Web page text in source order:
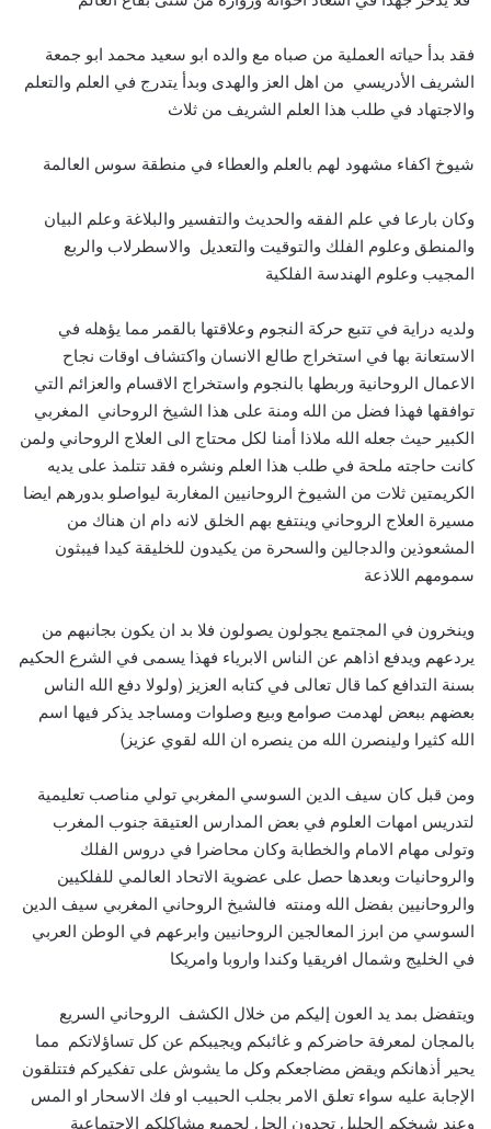
فقد بدأ حياته العملية من صباه مع والده ابو سعيد محمد ابو جمعة
الشريف الأدريسي من اهل العز والهدى وبدأ يتدرج في العلم والتعلم
والاجتهاد في طلب هذا العلم الشريف من ثلاث
شيوخ اكفاء مشهود لهم بالعلم والعطاء في منطقة سوس العالمة
وكان بارعا في علم الفقه والحديث والتفسير والبلاغة وعلم البيان
والمنطق وعلوم الفلك والتوقيت والتعديل والاسطرلاب والربع
المجيب وعلوم الهندسة الفلكية
ولديه دراية في تتبع حركة النجوم وعلاقتها بالقمر مما يؤهله في
الاستعانة بها في استخراج طالع الانسان واكتشاف اوقات نجاح
الاعمال الروحانية وربطها بالنجوم واستخراج الاقسام والعزائم التي
توافقها فهذا فضل من الله ومنة على هذا الشيخ الروحاني المغربي
الكبير حيث جعله الله ملاذا أمنا لكل محتاج الى العلاج الروحاني ولمن
كانت حاجته ملحة في طلب هذا العلم ونشره فقد تتلمذ على يديه
الكريمتين ثلات من الشيوخ الروحانيين المغاربة ليواصلو بدورهم ايضا
مسيرة العلاج الروحاني وينتفع بهم الخلق لانه دام ان هناك من
المشعوذين والدجالين والسحرة من يكيدون للخليقة كيدا فيبثون
سمومهم اللاذعة
وينخرون في المجتمع يجولون يصولون فلا بد ان يكون بجانبهم من
يردعهم ويدفع اذاهم عن الناس الابرياء فهذا يسمى في الشرع الحكيم
بسنة التدافع كما قال تعالى في كتابه العزيز (ولولا دفع الله الناس
بعضهم ببعض لهدمت صوامع وبيع وصلوات ومساجد يذكر فيها اسم
الله كثيرا ولينصرن الله من ينصره ان الله لقوي عزيز)
ومن قبل كان سيف الدين السوسي المغربي تولي مناصب تعليمية
لتدريس امهات العلوم في بعض المدارس العتيقة جنوب المغرب
وتولى مهام الامام والخطابة وكان محاضرا في دروس الفلك
والروحانيات وبعدها حصل على عضوية الاتحاد العالمي للفلكيين
والروحانيين بفضل الله ومنته فالشيخ الروحاني المغربي سيف الدين
السوسي من ابرز المعالجين الروحانيين وابرعهم في الوطن العربي
في الخليج وشمال افريقيا وكندا واروبا وامريكا
ويتفضل بمد يد العون إليكم من خلال الكشف الروحاني السريع
بالمجان لمعرفة حاضركم و غائبكم ويجيبكم عن كل تساؤلاتكم مما
يحير أذهانكم ويقض مضاجعكم وكل ما يشوش على تفكيركم فتتلقون
الإجابة عليه سواء تعلق الامر بجلب الحبيب او فك الاسحار او المس
وعند شيخكم الجليل تجدون الحل لجميع مشاكلكم الاجتماعية